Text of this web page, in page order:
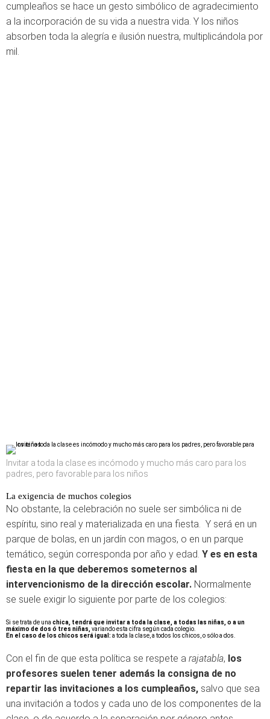
cumpleaños se hace un gesto simbólico de agradecimiento
a la incorporación de su vida a nuestra vida. Y los niños
absorben toda la alegría e ilusión nuestra, multiplicándola por
mil.
Invitar a toda la clase es incómodo y mucho más caro para los
padres, pero favorable para los niños
La exigencia de muchos colegios
No obstante, la celebración no suele ser simbólica ni de
espíritu, sino real y materializada en una fiesta. Y será en un
parque de bolas, en un jardín con magos, o en un parque
temático, según corresponda por año y edad. Y es en esta
fiesta en la que deberemos someternos al
intervencionismo de la dirección escolar. Normalmente
se suele exigir lo siguiente por parte de los colegios:
Si se trata de una chica, tendrá que invitar a toda la clase, a todas las niñas, o a un
máximo de dos ó tres niñas, variando esta cifra según cada colegio.
En el caso de los chicos será igual: a toda la clase, a todos los chicos, o sólo a dos.
Con el fin de que esta política se respete a rajatabla, los
profesores suelen tener además la consigna de no
repartir las invitaciones a los cumpleaños, salvo que sea
una invitación a todos y cada uno de los componentes de la